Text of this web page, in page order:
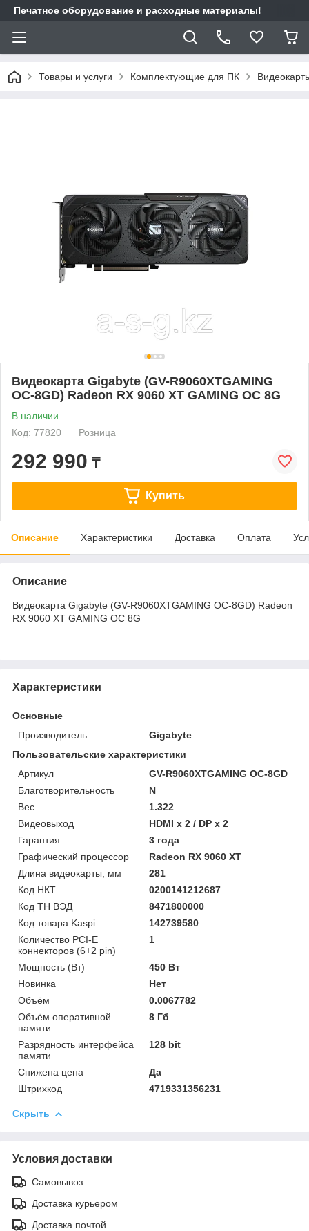
Печатное оборудование и расходные материалы!
Товары и услуги Комплектующие для ПК
Видеокарта Gigabyte (GV-R9060XTGAMING
OC-8GD) Radeon RX 9060 XT GAMING OC 8G
В наличии
Код: 77820
Розница
292 990 ₸
Купить
Описание Характеристики Доставка Оплата
Описание
Видеокарта Gigabyte (GV-R9060XTGAMING OC-8GD) Radeon
RX 9060 XT GAMING OC 8G
Характеристики
Основные
Производитель
Gigabyte
Пользовательские характеристики
Артикул
GV-R9060XTGAMING OC-8GD
Благотворительность
N
Вес
1.322
Видеовыход
HDMI x 2 / DP x 2
Гарантия
3 года
Графический процессор
Radeon RX 9060 XT
Длина видеокарты, мм
281
Код НКТ
0200141212687
Код ТН ВЭД
8471800000
Код товара Kaspi
142739580
Количество PCI-E
коннекторов (6+2 pin)
1
Мощность (Bт)
450 Вт
Новинка
Нет
Объём
0.0067782
Объём оперативной
памяти
8 Гб
Разрядность интерфейса
памяти
128 bit
Снижена цена
Да
Штрихкод
4719331356231
Скрыть
Условия доставки
Самовывоз
Доставка курьером
Доставка почтой